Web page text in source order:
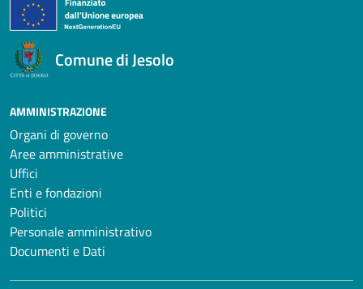
Comune di Jesolo
AMMINISTRAZIONE
Organi di governo
Aree amministrative
Uffici
Enti e fondazioni
Politici
Personale amministrativo
Documenti e Dati